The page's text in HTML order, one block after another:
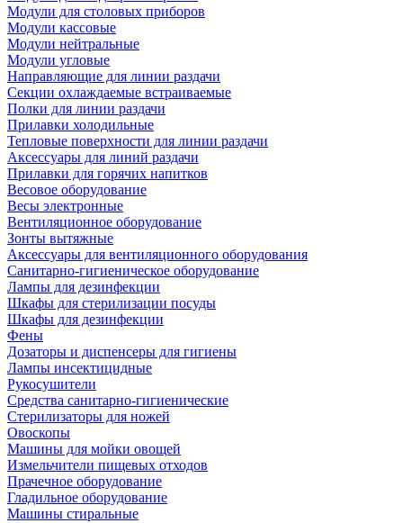
Модули для столовых приборов
Модули кассовые
Модули нейтральные
Модули угловые
Направляющие для линии раздачи
Секции охлаждаемые встраиваемые
Полки для линии раздачи
Прилавки холодильные
Тепловые поверхности для линии раздачи
Аксессуары для линий раздачи
Прилавки для горячих напитков
Весовое оборудование
Весы электронные
Вентиляционное оборудование
Зонты вытяжные
Аксессуары для вентиляционного оборудования
Санитарно-гигиеническое оборудование
Лампы для дезинфекции
Шкафы для стерилизации посуды
Шкафы для дезинфекции
Фены
Дозаторы и диспенсеры для гигиены
Лампы инсектицидные
Рукосушители
Средства санитарно-гигиенические
Стерилизаторы для ножей
Овоскопы
Машины для мойки овощей
Измельчители пищевых отходов
Прачечное оборудование
Гладильное оборудование
Машины стиральные